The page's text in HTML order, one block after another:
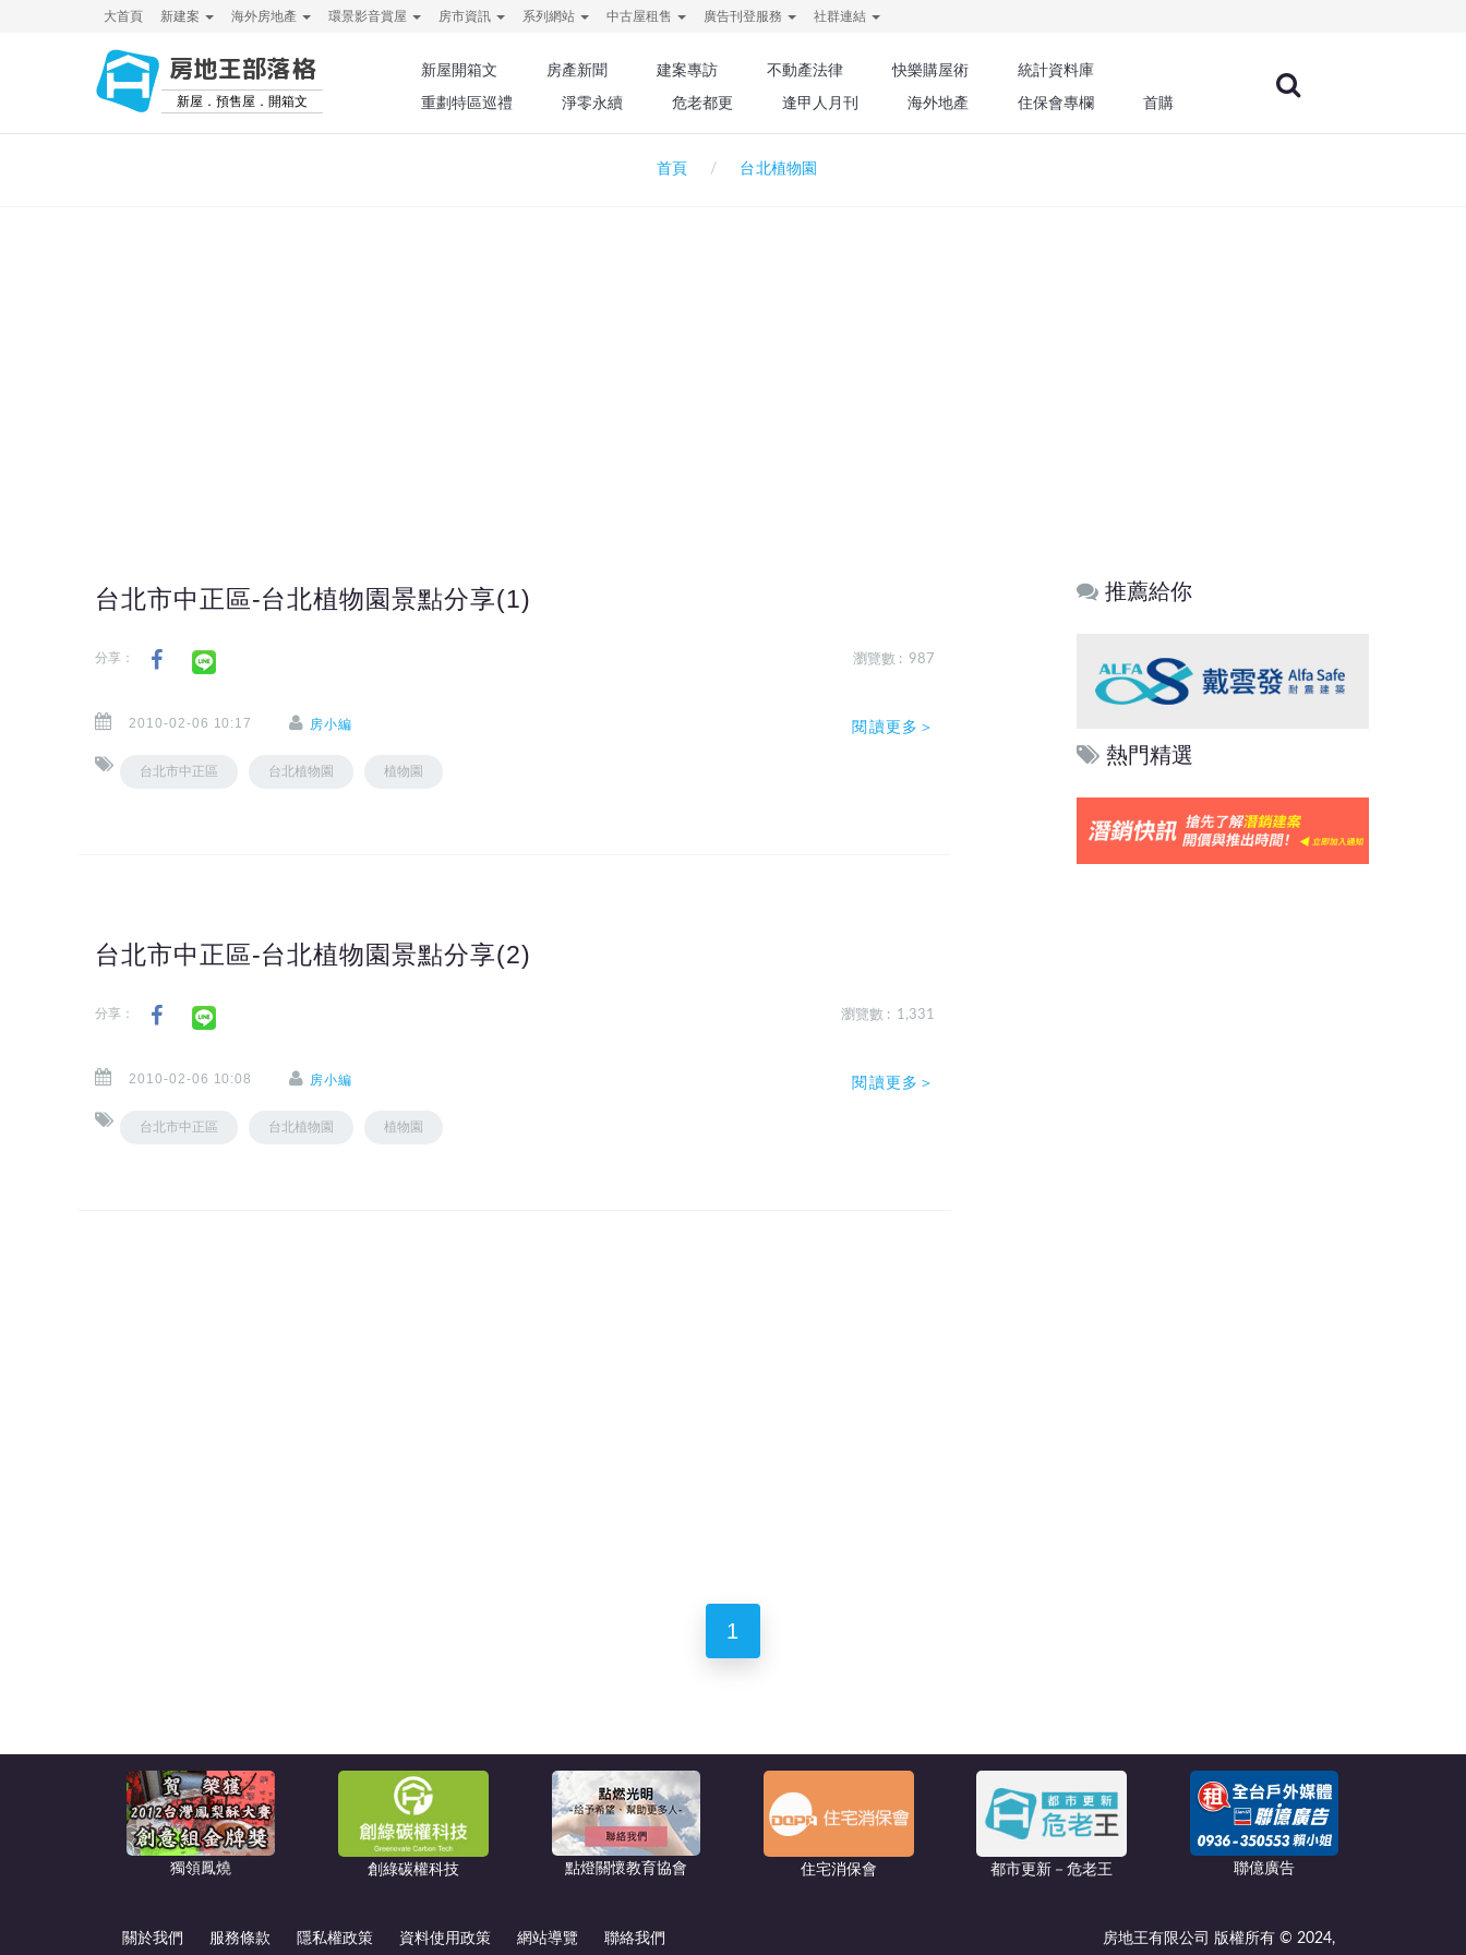
大首頁 新建案 海外房地產 環景影音賞屋 房市資訊 系列網站 中古屋租售 廣告刊登服務 社群連結
房地王部落格
新屋．預售屋．開箱文
新屋開箱文 房產新聞 建案專訪 不動產法律 快樂購屋術
統計資料庫
重劃特區巡禮
淨零永續 危老都更 逢甲人月刊 海外地產 住保會專欄 首購
首頁 台北植物園
台北市中正區-台北植物園景點分享(1)
分享： 瀏覽數 : 987
2010-02-06 10:17 房小編
台北市中正區 台北植物園 植物園
閱讀更多＞
台北市中正區-台北植物園景點分享(2)
分享： 瀏覽數 : 1,331
2010-02-06 10:08 房小編
台北市中正區 台北植物園 植物園
閱讀更多＞
推薦給你
熱門精選
1
獨領鳳燒 創綠碳權科技 點燈關懷教育協會 住宅消保會 都市更新－危老王 聯億廣告
關於我們 服務條款 隱私權政策 資料使用政策 網站導覽 聯絡我們 房地王有限公司 版權所有 © 2024,